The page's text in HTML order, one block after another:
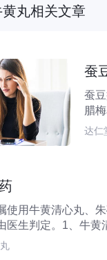
丸相关文章
蚕
蚕
腊
细
达仁
使用牛黄清心丸、
医生判定。1、牛